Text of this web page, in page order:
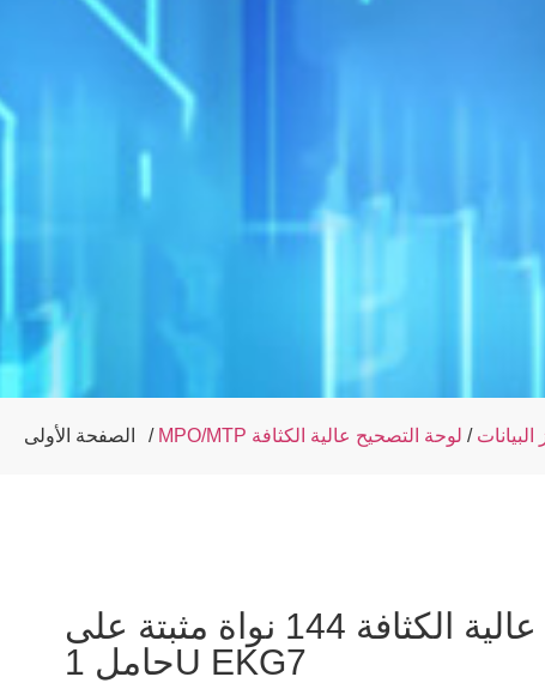
الصفحة الأولى / / لوحة التصحيح عالية الكثافة
لوحة تصحيح عالية الكثافة 144 نواة مثبتة على
حامل 1U EKG7